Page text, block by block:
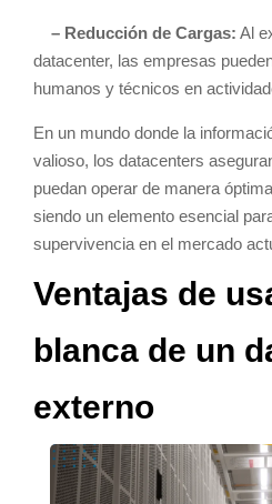
– Reducción de Cargas: Al
datacenter, las empresas
humanos y técnicos en
En un mundo donde la
valioso, los datacenters
puedan operar de manera
siendo un elemento esencial
supervivencia en el mercado
Ventajas de
blanca de un
externo